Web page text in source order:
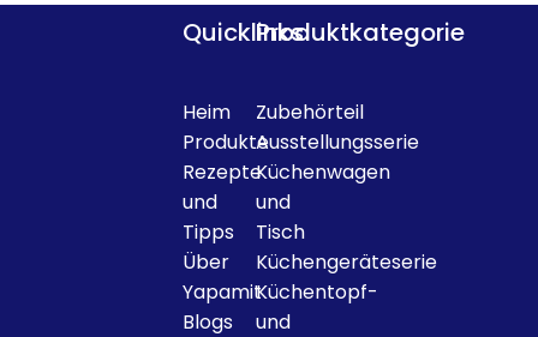
Quicklinks
Heim
Produkte
Rezepte
und
Tipps
Über
Yapamit
Blogs
Produktkategorie
Zubehörteil
Ausstellungsserie
Küchenwagen
und
Tisch
Küchengeräteserie
Küchentopf-
und